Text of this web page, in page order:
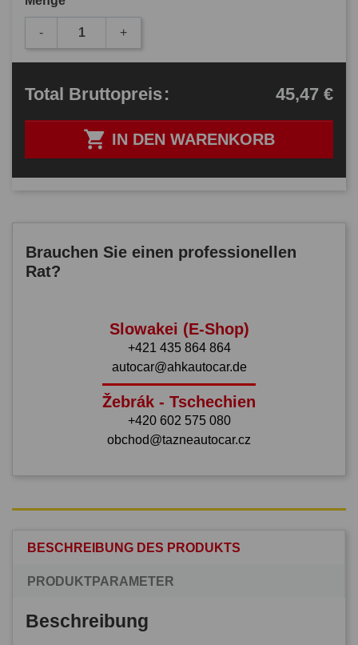
- +
 IN DEN WARENKORB
Total Bruttopreis: 45,47 €
Brauchen Sie einen professionellen
Rat?
Slowakei (E-Shop)
+421 435 864 864
autocar@ahkautocar.de
Žebrák - Tschechien
+420 602 575 080
obchod@tazneautocar.cz
BESCHREIBUNG DES PRODUKTS
PRODUKTPARAMETER
Beschreibung